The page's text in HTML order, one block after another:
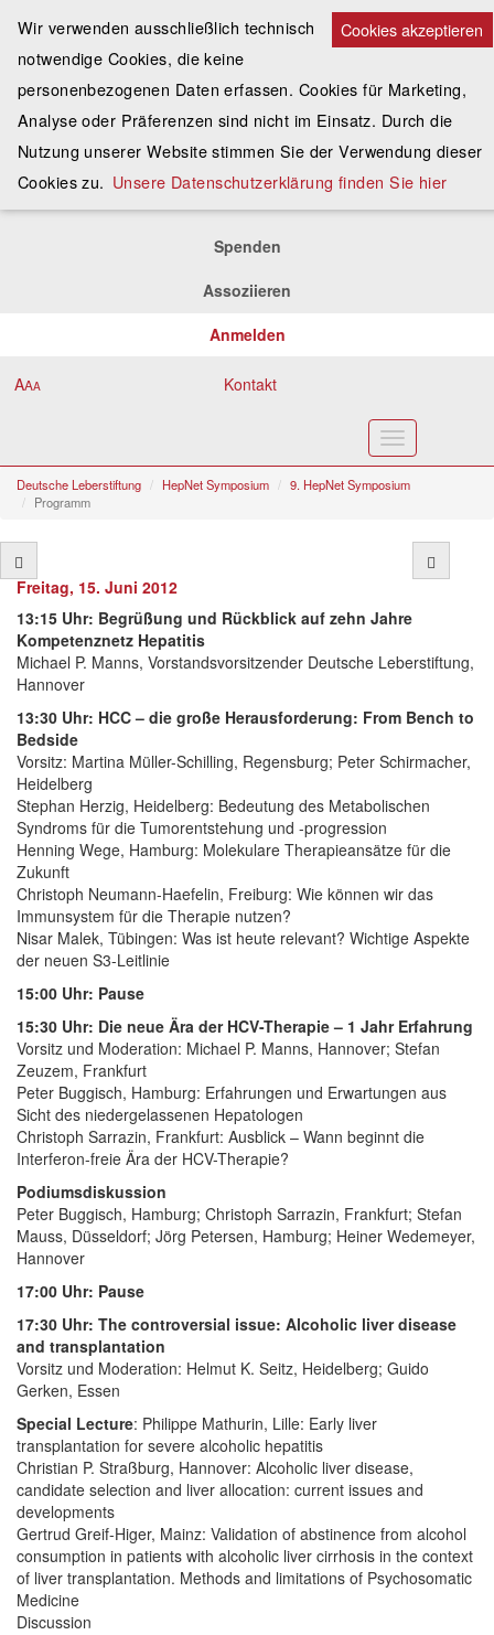
Spenden
Assoziieren
Anmelden
AAA Kontakt
Toggle
navigation
Deutsche Leberstiftung HepNet Symposium
9. HepNet Symposium
Programm
Freitag, 15. Juni 2012
13:15 Uhr: Begrüßung und Rückblick auf zehn Jahre
Kompetenznetz Hepatitis
Michael P. Manns, Vorstandsvorsitzender Deutsche Leberstiftung,
Hannover
13:30 Uhr: HCC – die große Herausforderung: From Bench to
Bedside
Vorsitz: Martina Müller-Schilling, Regensburg; Peter Schirmacher,
Heidelberg
Stephan Herzig, Heidelberg: Bedeutung des Metabolischen
Syndroms für die Tumorentstehung und -progression
Henning Wege, Hamburg: Molekulare Therapieansätze für die
Zukunft
Christoph Neumann-Haefelin, Freiburg: Wie können wir das
Immunsystem für die Therapie nutzen?
Nisar Malek, Tübingen: Was ist heute relevant? Wichtige Aspekte
der neuen S3-Leitlinie
15:00 Uhr: Pause
15:30 Uhr: Die neue Ära der HCV-Therapie – 1 Jahr Erfahrung
Vorsitz und Moderation: Michael P. Manns, Hannover; Stefan
Zeuzem, Frankfurt
Peter Buggisch, Hamburg: Erfahrungen und Erwartungen aus
Sicht des niedergelassenen Hepatologen
Christoph Sarrazin, Frankfurt: Ausblick – Wann beginnt die
Interferon-freie Ära der HCV-Therapie?
Podiumsdiskussion
Peter Buggisch, Hamburg; Christoph Sarrazin, Frankfurt; Stefan
Mauss, Düsseldorf; Jörg Petersen, Hamburg; Heiner Wedemeyer,
Hannover
17:00 Uhr: Pause
17:30 Uhr: The controversial issue: Alcoholic liver disease
and transplantation
Vorsitz und Moderation: Helmut K. Seitz, Heidelberg; Guido
Gerken, Essen
Special Lecture: Philippe Mathurin, Lille: Early liver
transplantation for severe alcoholic hepatitis
Christian P. Straßburg, Hannover: Alcoholic liver disease,
candidate selection and liver allocation: current issues and
developments
Gertrud Greif-Higer, Mainz: Validation of abstinence from alcohol
consumption in patients with alcoholic liver cirrhosis in the context
of liver transplantation. Methods and limitations of Psychosomatic
Medicine
Discussion
Cookies akzeptieren
Wir verwenden ausschließlich technisch
notwendige Cookies, die keine
personenbezogenen Daten erfassen. Cookies für Marketing,
Analyse oder Präferenzen sind nicht im Einsatz. Durch die
Nutzung unserer Website stimmen Sie der Verwendung dieser
Cookies zu. Unsere Datenschutzerklärung finden Sie hier